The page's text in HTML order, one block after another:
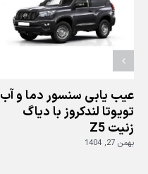
DPF
خودروی
پژو
307
اسکن
عیب یابی سنسور دما و آب
تویوتا لندکروز با دیاگ
زنیت Z5
بهمن 27, 1404